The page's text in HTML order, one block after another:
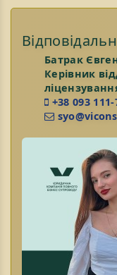
Батрак
Керівник
+38 093